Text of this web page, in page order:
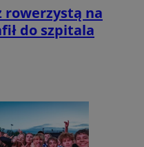
rowerzystą na
do szpitala